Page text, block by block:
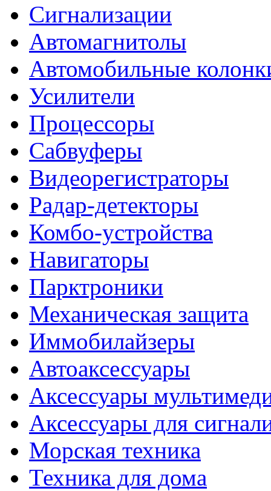
Сигнализации
Автомагнитолы
Автомобильные
Усилители
Процессоры
Сабвуферы
Видеорегистраторы
Радар-детекторы
Комбо-устройства
Навигаторы
Парктроники
Механическая защита
Иммобилайзеры
Автоаксессуары
Аксессуары
Аксессуары для
Морская техника
Техника для дома